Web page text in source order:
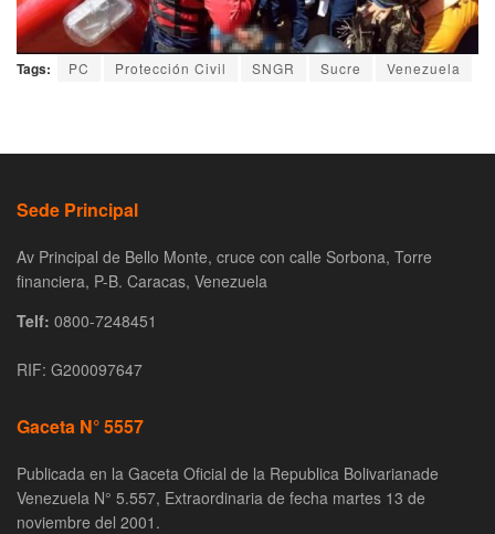
Tags: PC Protección Civil SNGR Sucre Venezuela
Sede Principal
Av Principal de Bello Monte, cruce con calle Sorbona, Torre
financiera, P-B. Caracas, Venezuela
Telf: 0800-7248451
RIF: G200097647
Gaceta N° 5557
Publicada en la Gaceta Oficial de la Republica Bolivarianade
Venezuela N° 5.557, Extraordinaria de fecha martes 13 de
noviembre del 2001.